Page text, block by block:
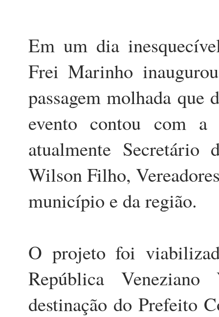
Em um dia
Frei Marinho
passagem molhada que
evento contou com a
atualmente Secretário
Wilson Filho,
município e da região.
O projeto foi
República
destinação do Prefeito